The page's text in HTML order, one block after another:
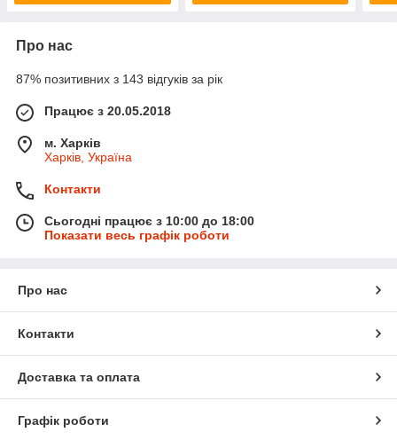
Про нас
87% позитивних з 143 відгуків за рік
Працює з 20.05.2018
м. Харків
Харків, Україна
Контакти
Сьогодні працює з 10:00 до 18:00
Показати весь графік роботи
Про нас
Контакти
Доставка та оплата
Графік роботи